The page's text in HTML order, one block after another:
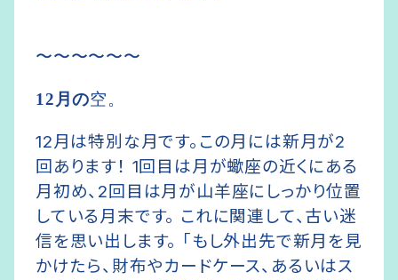
〜〜〜〜〜〜
12月の空。
12月は特別な月です。この月には新月が2
回あります！ 1回目は月が蠍座の近くにある
月初め、2回目は月が山羊座にしっかり位置
している月末です。 これに関連して、古い迷
信を思い出します。 「もし外出先で新月を見
かけたら、財布やカードケース、あるいはス